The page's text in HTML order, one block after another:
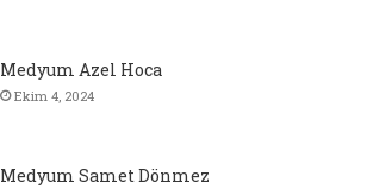
Medyum Azel Hoca
Ekim 4, 2024
Medyum Samet Dönmez